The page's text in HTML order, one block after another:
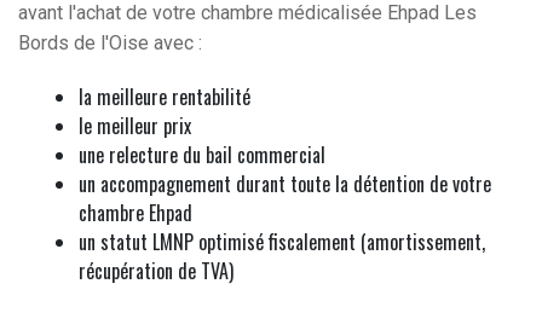
avant l'achat de votre chambre médicalisée Ehpad Les
Bords de l'Oise avec :
la meilleure rentabilité
le meilleur prix
une relecture du bail commercial
un accompagnement durant toute la détention de votre
chambre Ehpad
un statut LMNP optimisé fiscalement (amortissement,
récupération de TVA)